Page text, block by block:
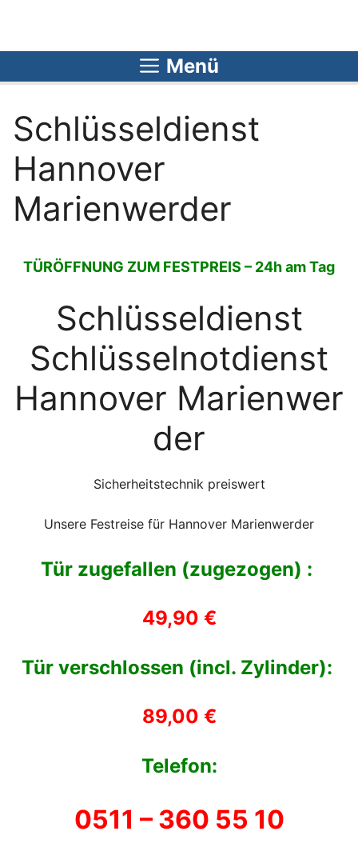
springen
Menü
Schlüsseldienst
Hannover
Marienwerder
TÜRÖFFNUNG ZUM FESTPREIS – 24h am Tag
Schlüsseldienst
Schlüsselnotdienst
Hannover Marienwer
der
Sicherheitstechnik preiswert
Unsere Festreise für Hannover Marienwerder
Tür zugefallen (zugezogen) :
49,90 €
Tür verschlossen (incl. Zylinder):
89,00 €
Telefon:
0511 – 360 55 10